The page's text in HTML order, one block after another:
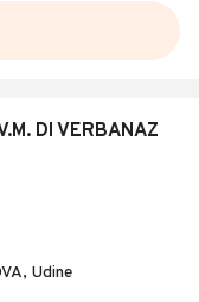
DI VERBANAZ
Udine